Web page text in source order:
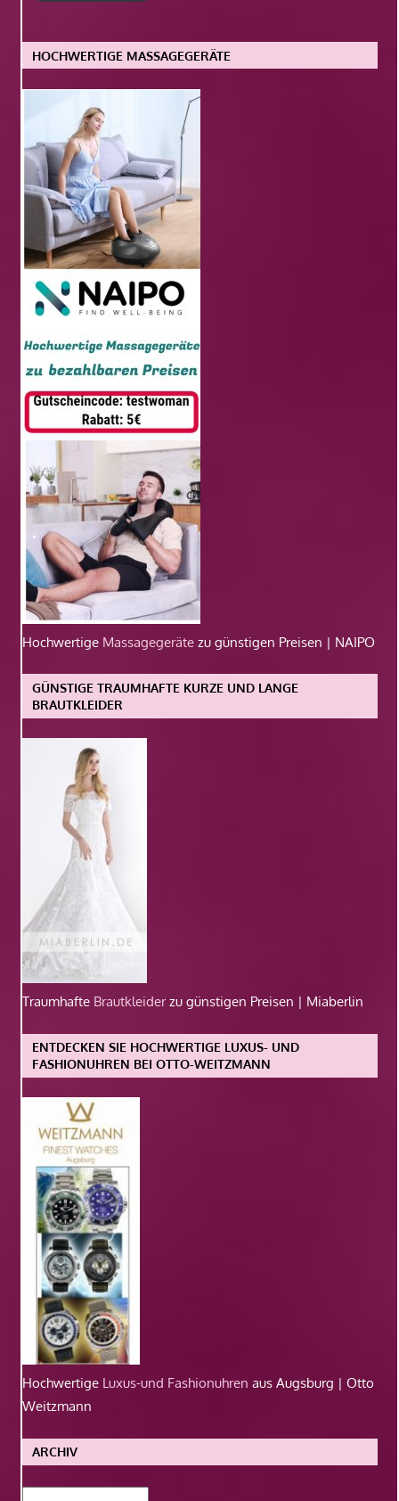
HOCHWERTIGE MASSAGEGERÄTE
Hochwertige Massagegeräte zu günstigen Preisen | NAIPO
GÜNSTIGE TRAUMHAFTE KURZE UND LANGE
BRAUTKLEIDER
Traumhafte Brautkleiderzu günstigen Preisen | Miaberlin
ENTDECKEN SIE HOCHWERTIGE LUXUS- UND
FASHIONUHREN BEI OTTO-WEITZMANN
Hochwertige Luxus-und Fashionuhren aus Augsburg | Otto
Weitzmann
ARCHIV